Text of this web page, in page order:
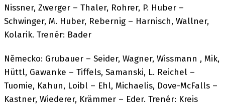
Nissner, Zwerger – Thaler, Rohrer, P. Huber –
Schwinger, M. Huber, Rebernig – Harnisch, Wallner,
Kolarik. Trenér: Bader
Německo: Grubauer – Seider, Wagner, Wissmann , Mik,
Hüttl, Gawanke – Tiffels, Samanski, L. Reichel –
Tuomie, Kahun, Loibl – Ehl, Michaelis, Dove-McFalls –
Kastner, Wiederer, Krämmer – Eder. Trenér: Kreis